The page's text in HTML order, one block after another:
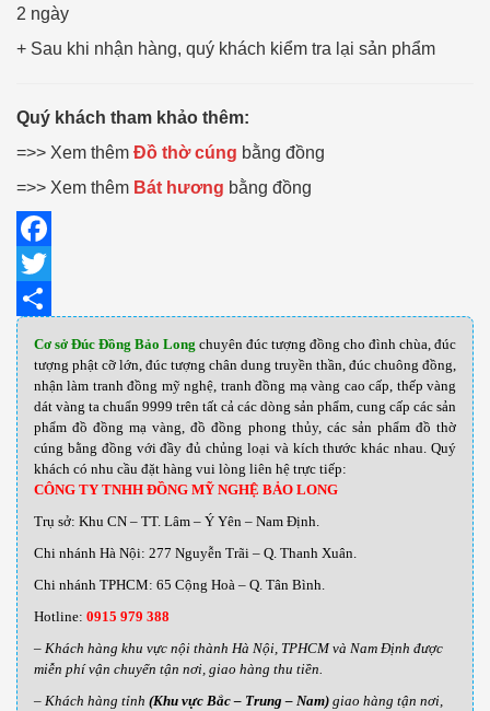
2 ngày
+ Sau khi nhận hàng, quý khách kiểm tra lại sản phẩm
Quý khách tham khảo thêm:
=>> Xem thêm Đồ thờ cúng bằng đồng
=>> Xem thêm Bát hương bằng đồng
Facebook
Twitter
ShareCơ sở Đúc Đồng Bảo Long chuyên đúc tượng đồng cho đình chùa, đúc
tượng phật cỡ lớn, đúc tượng chân dung truyền thần, đúc chuông đồng,
nhận làm tranh đồng mỹ nghệ, tranh đồng mạ vàng cao cấp, thếp vàng
dát vàng ta chuẩn 9999 trên tất cả các dòng sản phẩm, cung cấp các sản
phẩm đồ đồng mạ vàng, đồ đồng phong thủy, các sản phẩm đồ thờ
cúng bằng đồng với đầy đủ chủng loại và kích thước khác nhau Quý
khách có nhu cầu đặt hàng vui lòng liên hệ trực tiếp:
CÔNG TY TNHH ĐỒNG MỸ NGHỆ BẢO LONG
Trụ sở: Khu CN – TT. Lâm – Ý Yên – Nam Định.
Chi nhánh Hà Nội: 277 Nguyễn Trãi – Q. Thanh Xuân.
Chi nhánh TPHCM: 65 Cộng Hoà – Q. Tân Bình.
Hotline: 0915 979 388
– Khách hàng khu vực nội thành Hà Nội, TPHCM và Nam Định được
miễn phí vận chuyển tận nơi, giao hàng thu tiền.
– Khách hàng tỉnh (Khu vực Bắc – Trung – Nam) giao hàng tận nơi,